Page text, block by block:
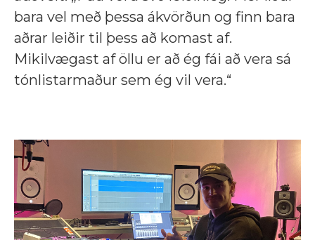
bara vel með þessa ákvörðun og finn bara
aðrar leiðir til þess að komast af.
Mikilvægast af öllu er að ég fái að vera sá
tónlistarmaður sem ég vil vera.“